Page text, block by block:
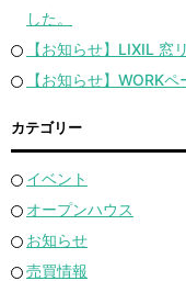
した。
【お知らせ】LIXIL 窓
【お知らせ】WORK
カテゴリー
イベント
オープンハウス
お知らせ
売買情報